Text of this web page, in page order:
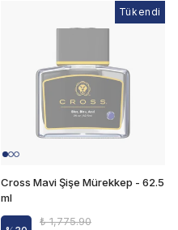
Tükendi
Tükendi
Cross Mavi Şişe Mürekkep - 62.5
ml
₺ 1,775.90